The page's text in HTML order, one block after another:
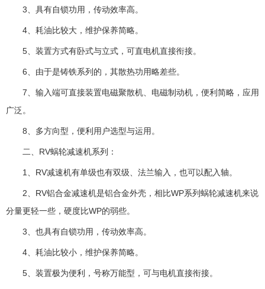
3、具有自锁功用，传动效率高。
4、耗油比较大，维护保养简略。
5、装置方式有卧式与立式，可直电机直接衔接。
6、由于是铸铁系列的，其散热功用略差些。
7、输入端可直接装置电磁聚散机、电磁制动机，便利简略，应用
广泛。
8、多方向型，便利用户选型与运用。
二、RV蜗轮减速机系列：
1、RV减速机有单级也有双级、法兰输入，也可以配入轴。
2、RV铝合金减速机是铝合金外壳，相比WP系列蜗轮减速机来说
分量更轻一些，硬度比WP的弱些。
3、也具有自锁功用，传动效率高。
4、耗油比较小，维护保养简略。
5、装置极为便利，号称万能型，可与电机直接衔接。